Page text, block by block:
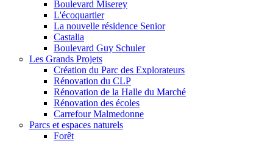
Boulevard Miserey
L'écoquartier
La nouvelle résidence Senior
Castalia
Boulevard Guy Schuler
Les Grands Projets
Création du Parc des Explorateurs
Rénovation du CLP
Rénovation de la Halle du Marché
Rénovation des écoles
Carrefour Malmedonne
Parcs et espaces naturels
Forêt